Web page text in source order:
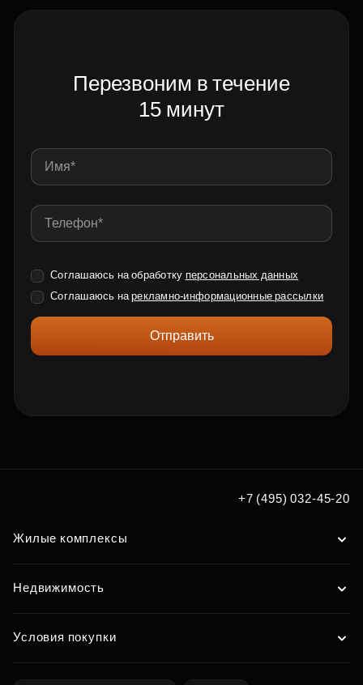
Перезвоним в течение
15 минут
Соглашаюсь на обработку персональных данных
Соглашаюсь нарекламно-информационные рассылки
Отправить
+7 (495) 032-45-20
Жилые комплексы
Недвижимость
Условия покупки